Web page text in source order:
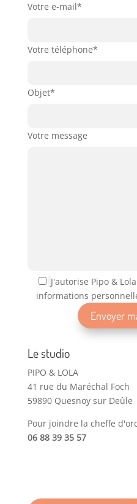
Votre e-mail*
Votre téléphone*
Objet*
Votre message
J'autorise Pipo &
informations
Le studio
PIPO & LOLA
41 rue du Maréchal Foch
59890 Quesnoy sur Deûle
Pour joindre la cheffe
06 88 39 35 57